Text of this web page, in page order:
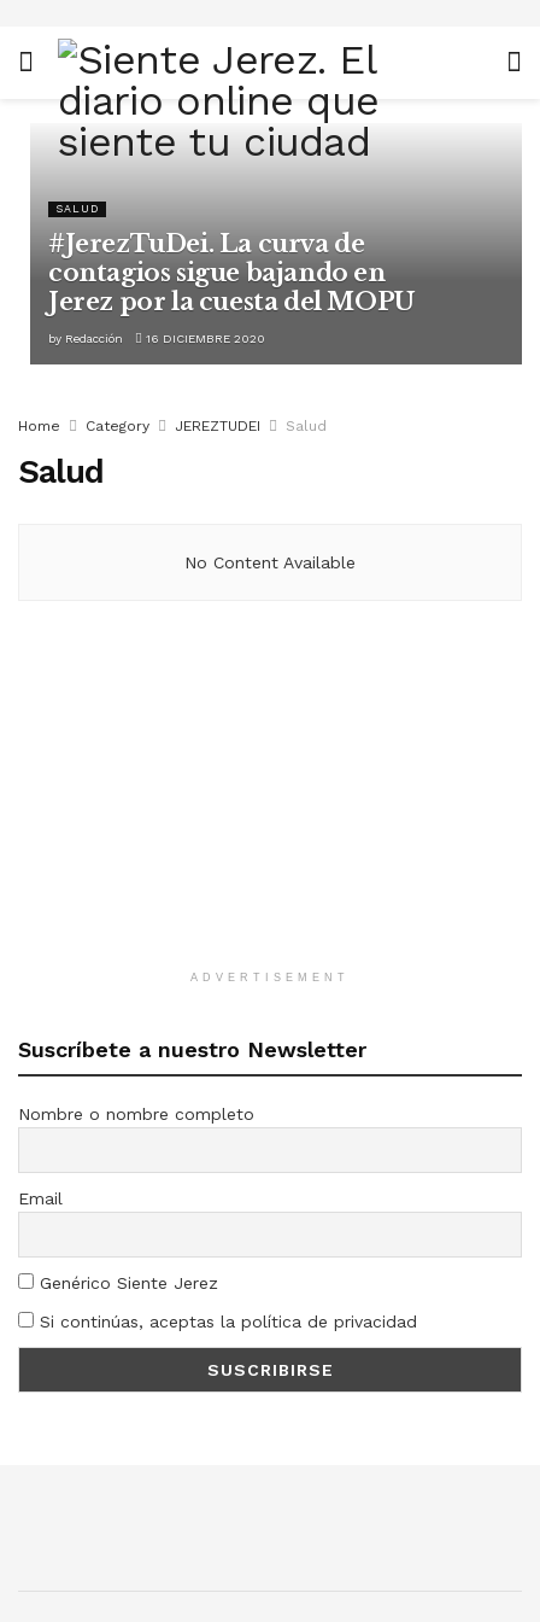
SALUD
#JerezTuDei. La curva de
contagios sigue bajando en
Jerez por la cuesta del MOPU
by Redacción 16 DICIEMBRE 2020
Home Category JEREZTUDEI Salud
Salud
No Content Available
ADVERTISEMENT
Suscríbete a nuestro Newsletter
Nombre o nombre completo
Email
Genérico Siente Jerez
Si continúas, aceptas la política de privacidad